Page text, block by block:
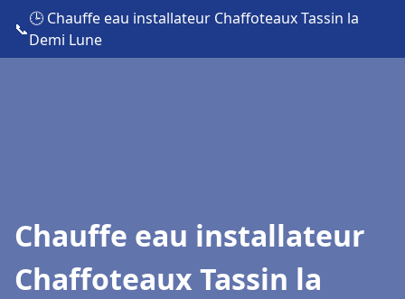
📞
🕒 Chauffe eau installateur Chaffoteaux Tassin la
Demi Lune
Chauffe eau installateur
Chaffoteaux Tassin la